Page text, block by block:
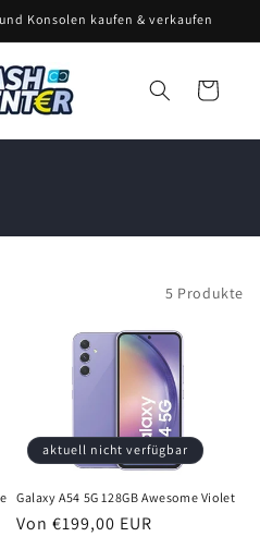
Konsolen kaufen & verkaufen
Warenkorb
5 Produkte
aktuell nicht verfügbar
Galaxy A54 5G 128GB Awesome Violet
Normaler
Von €199,00 EUR